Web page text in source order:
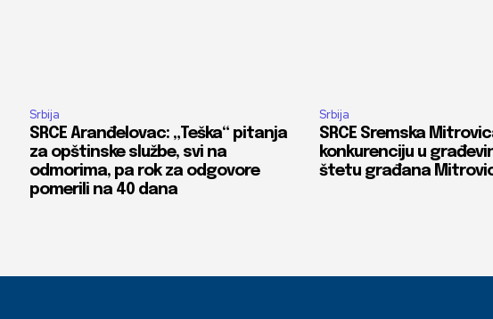
Srbija
SRCE Aranđelovac: „Teška“ pitanja
za opštinske službe, svi na
odmorima, pa rok za odgovore
pomerili na 40 dana
Srbija
SRCE Sremska
konkurenciju u
štetu građana